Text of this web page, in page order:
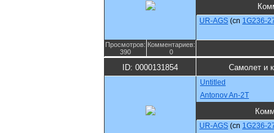
UR-AGS (cn 1G236-
Просмотров:
390
Комментариев:
0
ID: 0000131854 Самолет и
Untitled
Antonov An-2T
UR-AGS (cn 1G236-